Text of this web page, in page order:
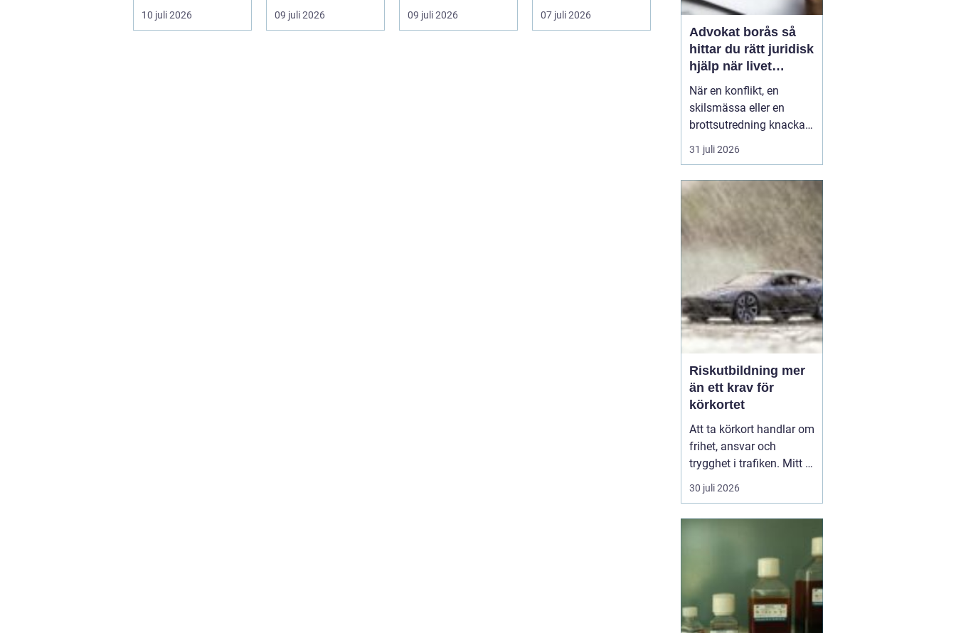
ofta en nödv&a...
10 juli 2026
ett varum...
09 juli 2026
fastighetsägare vill
kombine...
09 juli 2026
sydkustens klimat
vill hitta ett smar...
07 juli 2026
Advokat borås så
hittar du rätt juridisk
hjälp när livet
krånglar
När en konflikt, en
skilsmässa eller en
brottsutredning knackar
på dörren förändras
vardagen snabbt.
länge med att kontakta
jurist, ofta av oro för
kostnader eller för att de
inte vet vart de ska
vända sig. Samtidigt kan
31 juli 2026
Riskutbildning mer
än ett krav för
körkortet
Att ta körkort handlar om
frihet, ansvar och
trygghet i trafiken. Mitt i
allt detta finns
riskutbildning, som
tanke: att ge blivande
förare en realistisk bild
av r...
30 juli 2026